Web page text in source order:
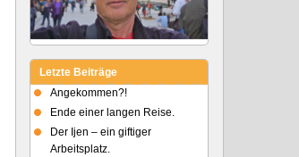
Letzte Beiträge
Angekommen?!
Ende einer langen Reise.
Der Ijen – ein giftiger
Arbeitsplatz.